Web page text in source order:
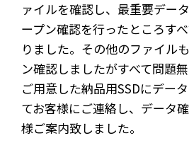
ァイルを確認し、最重要デー
ープン確認を行ったところす
りました。その他のファイル
ン確認しましたがすべて問題
ご用意した納品用SSDにデー
てお客様にご連絡し、データ
様ご案内致しました。